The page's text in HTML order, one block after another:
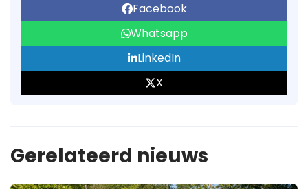
Facebook
Whatsapp
LinkedIn
X
Gerelateerd nieuws